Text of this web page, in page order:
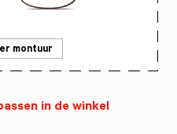
montuur
in de winkel